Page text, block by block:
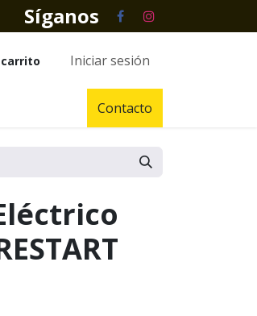
Síganos
Iniciar sesión
Contacto